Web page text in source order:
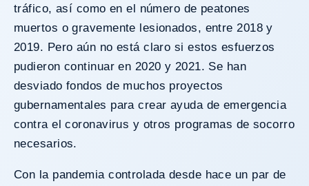
tráfico, así como en el número de peatones
muertos o gravemente lesionados, entre 2018 y
2019. Pero aún no está claro si estos esfuerzos
pudieron continuar en 2020 y 2021. Se han
desviado fondos de muchos proyectos
gubernamentales para crear ayuda de emergencia
contra el coronavirus y otros programas de socorro
necesarios.
Con la pandemia controlada desde hace un par de